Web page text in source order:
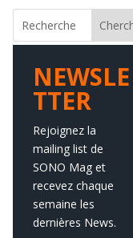
NEWSLE
TTER